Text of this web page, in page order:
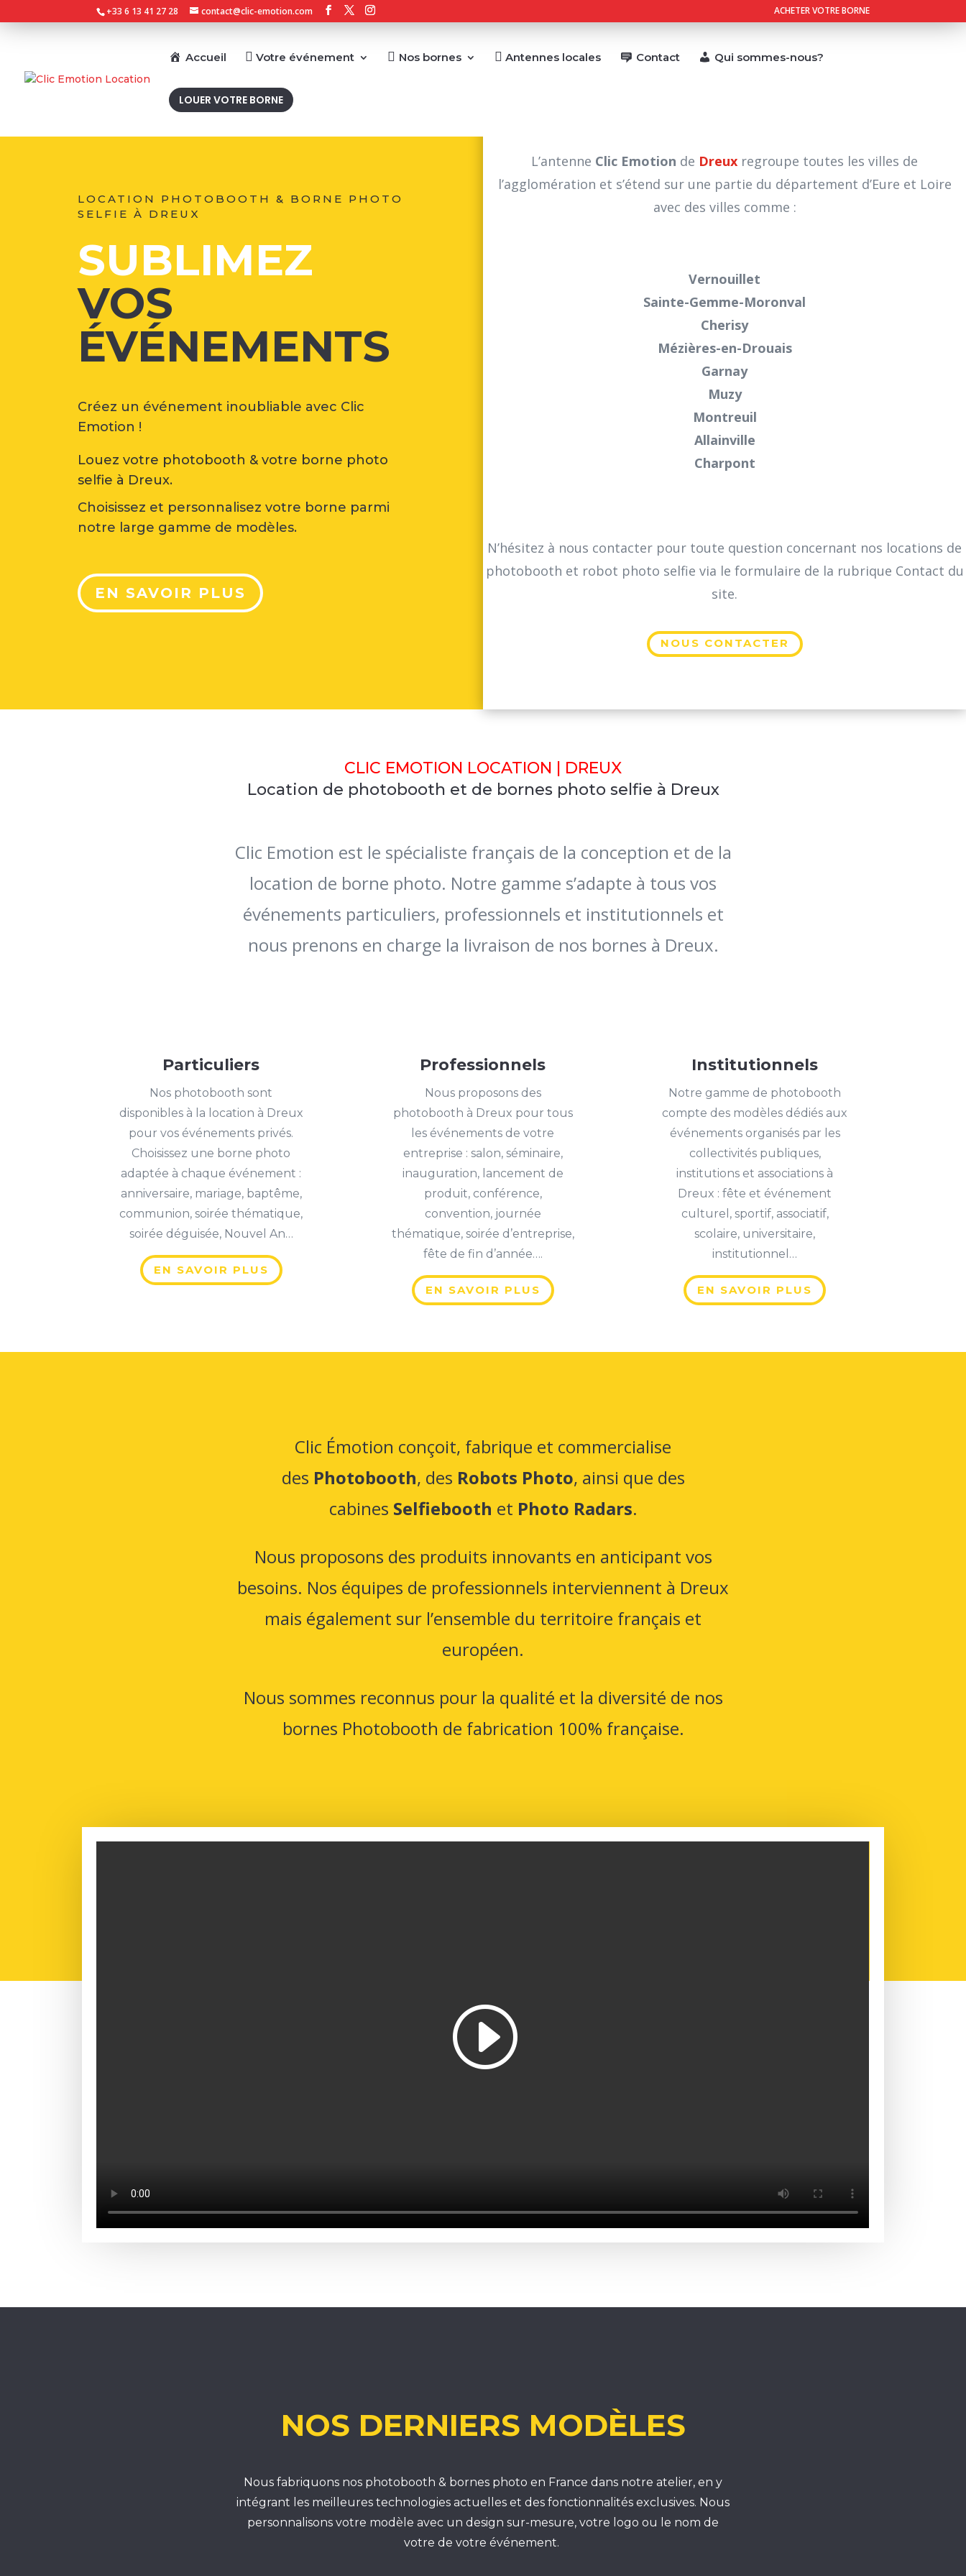
+33 6 13 41 27 28 contact@clic-emotion.com ACHETER VOTRE BORNE
Accueil Votre événement Nos bornes Antennes locales Contact Qui sommes-nous?
LOUER VOTRE BORNE
LOCATION PHOTOBOOTH & BORNE PHOTO
SELFIE À DREUX
SUBLIMEZ
VOS
ÉVÉNEMENTS
Créez un événement inoubliable avec Clic
Emotion !
Louez votre photobooth & votre borne photo
selfie à Dreux.
Choisissez et personnalisez votre borne parmi
notre large gamme de modèles.
EN SAVOIR PLUS
L’antenne Clic Emotion de Dreux regroupe toutes les villes de
l’agglomération et s’étend sur une partie du département d’Eure et Loire
avec des villes comme :
Vernouillet
Sainte-Gemme-Moronval
Cherisy
Mézières-en-Drouais
Garnay
Muzy
Montreuil
Allainville
Charpont
N’hésitez à nous contacter pour toute question concernant nos locations de
photobooth et robot photo selfie via le formulaire de la rubrique Contact du
site.
NOUS CONTACTER
CLIC EMOTION LOCATION | DREUX
Location de photobooth et de bornes photo selfie à Dreux
Clic Emotion est le spécialiste français de la conception et de la
location de borne photo. Notre gamme s’adapte à tous vos
événements particuliers, professionnels et institutionnels et
nous prenons en charge la livraison de nos bornes à Dreux.
Particuliers
Nos photobooth sont
disponibles à la location à Dreux
pour vos événements privés.
Choisissez une borne photo
adaptée à chaque événement :
anniversaire, mariage, baptême,
communion, soirée thématique,
soirée déguisée, Nouvel An…
EN SAVOIR PLUS
Professionnels
Nous proposons des
photobooth à Dreux pour tous
les événements de votre
entreprise : salon, séminaire,
inauguration, lancement de
produit, conférence,
convention, journée
thématique, soirée d’entreprise,
fête de fin d’année….
EN SAVOIR PLUS
Institutionnels
Notre gamme de photobooth
compte des modèles dédiés aux
événements organisés par les
collectivités publiques,
institutions et associations à
Dreux : fête et événement
culturel, sportif, associatif,
scolaire, universitaire,
institutionnel…
EN SAVOIR PLUS
Clic Émotion conçoit, fabrique et commercialise
des Photobooth, des Robots Photo, ainsi que des
cabines Selfiebooth et Photo Radars.
Nous proposons des produits innovants en anticipant vos
besoins. Nos équipes de professionnels interviennent à Dreux
mais également sur l’ensemble du territoire français et
européen.
Nous sommes reconnus pour la qualité et la diversité de nos
bornes Photobooth de fabrication 100% française.
NOS DERNIERS MODÈLES
Nous fabriquons nos photobooth & bornes photo en France dans notre atelier, en y
intégrant les meilleures technologies actuelles et des fonctionnalités exclusives. Nous
personnalisons votre modèle avec un design sur-mesure, votre logo ou le nom de
votre de votre événement.